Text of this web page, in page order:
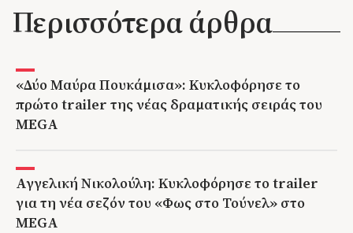
Περισσότερα άρθρα
«Δύο Μαύρα Πουκάμισα»: Κυκλοφόρησε το
πρώτο trailer της νέας δραματικής σειράς του
MEGA
Αγγελική Νικολούλη: Κυκλοφόρησε το trailer
για τη νέα σεζόν του «Φως στο Τούνελ» στο
MEGA